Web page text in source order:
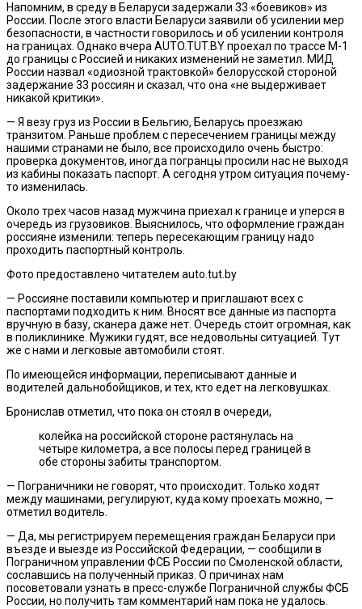
Напомним, в среду в Беларуси задержали 33 «боевиков» из
России. После этого власти Беларуси заявили об усилении мер
безопасности, в частности говорилось и об усилении контроля
на границах. Однако вчера AUTO.TUT.BY проехал по трассе М-1
до границы с Россией и никаких изменений не заметил. МИД
России назвал «одиозной трактовкой» белорусской стороной
задержание 33 россиян и сказал, что она «не выдерживает
никакой критики».
— Я везу груз из России в Бельгию, Беларусь проезжаю
транзитом. Раньше проблем с пересечением границы между
нашими странами не было, все происходило очень быстро:
проверка документов, иногда погранцы просили нас не выходя
из кабины показать паспорт. А сегодня утром ситуация почему-
то изменилась.
Около трех часов назад мужчина приехал к границе и уперся в
очередь из грузовиков. Выяснилось, что оформление граждан
россияне изменили: теперь пересекающим границу надо
проходить паспортный контроль.
Фото предоставлено читателем auto.tut.by
— Россияне поставили компьютер и приглашают всех с
паспортами подходить к ним. Вносят все данные из паспорта
вручную в базу, сканера даже нет. Очередь стоит огромная, как
в поликлинике. Мужики гудят, все недовольны ситуацией. Тут
же с нами и легковые автомобили стоят.
По имеющейся информации, переписывают данные и
водителей дальнобойщиков, и тех, кто едет на легковушках.
Бронислав отметил, что пока он стоял в очереди,
колейка на российской стороне растянулась на
четыре километра, а все полосы перед границей в
обе стороны забиты транспортом.
— Пограничники не говорят, что происходит. Только ходят
между машинами, регулируют, куда кому проехать можно, —
отметил водитель.
— Да, мы регистрируем перемещения граждан Беларуси при
въезде и выезде из Российской Федерации, — сообщили в
Пограничном управлении ФСБ России по Смоленской области,
сославшись на полученный приказ. О причинах нам
посоветовали узнать в пресс-службе Пограничной службы ФСБ
России, но получить там комментарий нам пока не удалось.